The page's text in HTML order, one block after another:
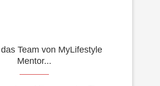
Team von MyLifestyle
Mentor...